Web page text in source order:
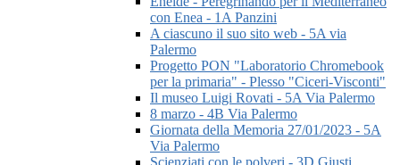
con Enea - 1A Panzini
A ciascuno il suo sito web - 5A via
Palermo
Progetto PON "Laboratorio Chromebook
per la primaria" - Plesso "Ciceri-Visconti"
Il museo Luigi Rovati - 5A Via Palermo
8 marzo - 4B Via Palermo
Giornata della Memoria 27/01/2023 - 5A
Via Palermo